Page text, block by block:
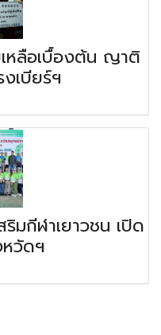
หลือเบื้องต้น ญาติ
เบียร์ฯ
มกีฬาเยาวชน เปิด
วัดฯ